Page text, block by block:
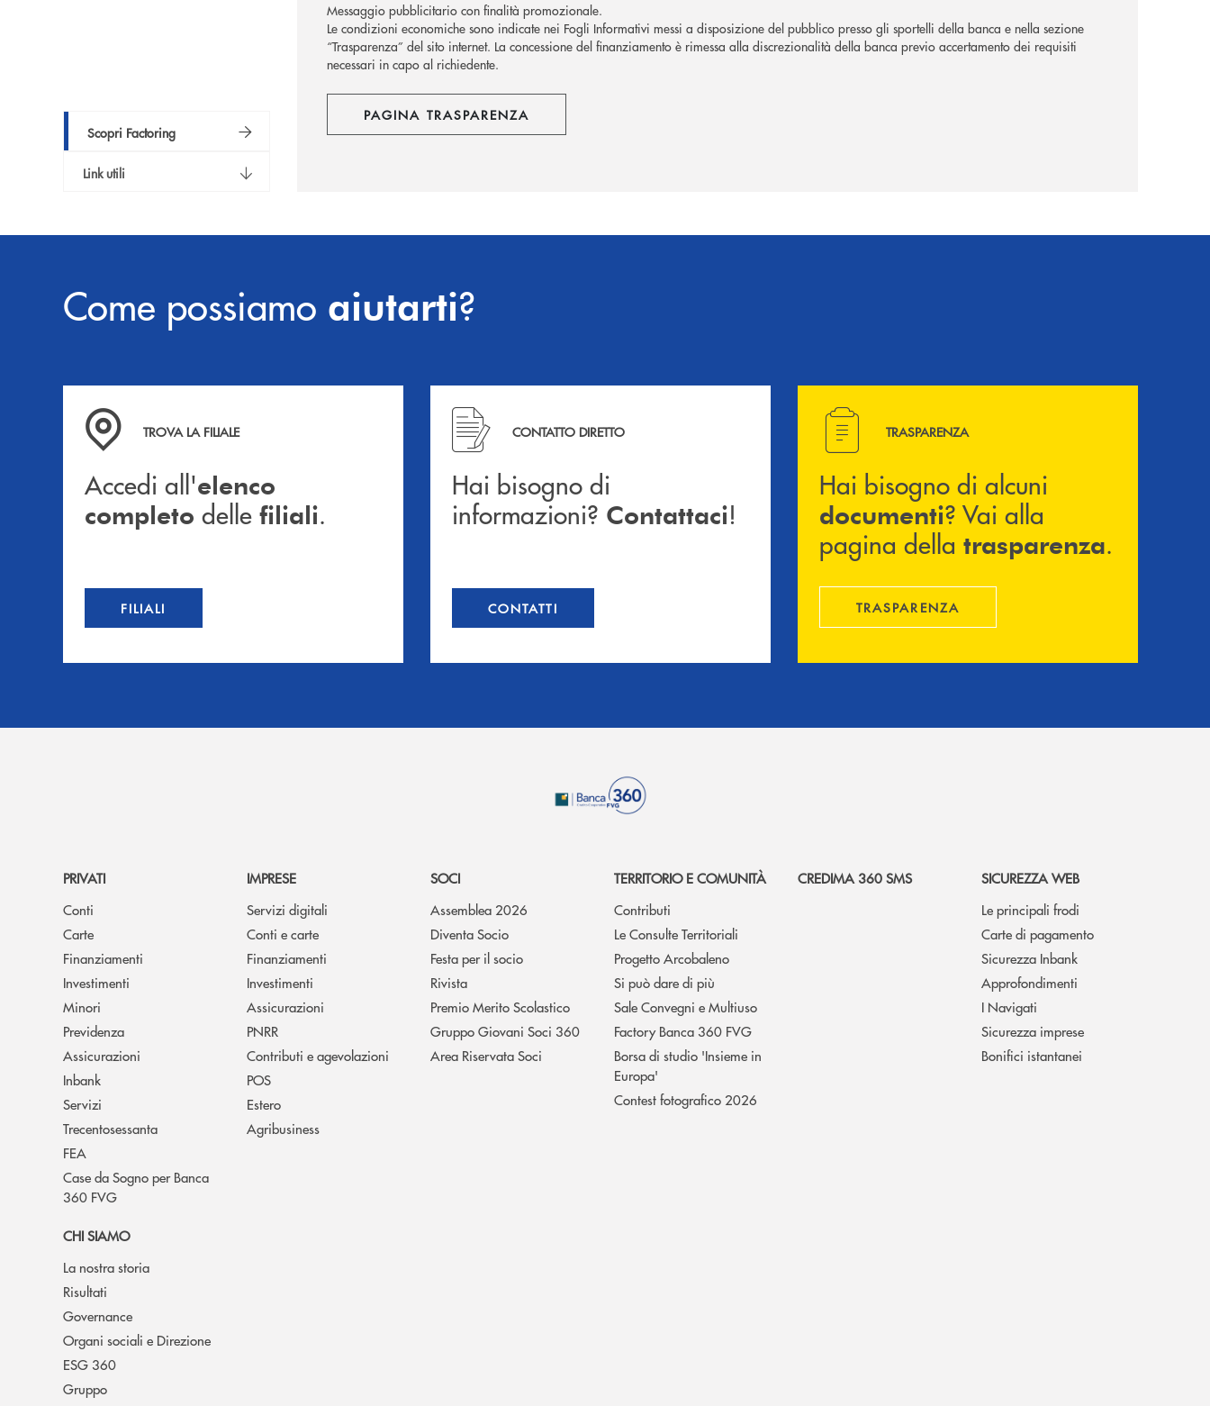
Scopri Factoring
Link utili
Messaggio pubblicitario con finalità promozionale.
Le condizioni economiche sono indicate nei Fogli Informativi messi a disposizione del pubblico presso gli sportelli della banca e nella sezione
“Trasparenza” del sito internet. La concessione del finanziamento è rimessa alla discrezionalità della banca previo accertamento dei requisiti
necessari in capo al richiedente.
PAGINA TRASPARENZA
Come possiamo aiutarti?
Accedi all' elenco completo delle filiali .
TROVA LA FILIALE
Accedi all'elenco
completo delle filiali.
FILIALI
Hai bisogno di informazioni? Contattaci !
CONTATTO DIRETTO
Hai bisogno di
informazioni? Contattaci!
CONTATTI
Hai bisogno di alcuni documenti ? Vai alla pagina della
TRASPARENZA
Hai bisogno di alcuni
documenti? Vai alla
pagina della trasparenza.
TRASPARENZA
PRIVATI
Conti
Carte
Finanziamenti
Investimenti
Minori
Previdenza
Assicurazioni
Inbank
Servizi
Trecentosessanta
FEA
Case da Sogno per Banca
360 FVG
IMPRESE
Servizi digitali
Conti e carte
Finanziamenti
Investimenti
Assicurazioni
PNRR
Contributi e agevolazioni
POS
Estero
Agribusiness
SOCI
Assemblea 2026
Diventa Socio
Festa per il socio
Rivista
Premio Merito Scolastico
Gruppo Giovani Soci 360
Area Riservata Soci
TERRITORIO E COMUNITÀ
Contributi
Le Consulte Territoriali
Progetto Arcobaleno
Si può dare di più
Sale Convegni e Multiuso
Factory Banca 360 FVG
Borsa di studio 'Insieme in
Europa'
Contest fotografico 2026
CREDIMA 360 SMS
SICUREZZA WEB
Le principali frodi
Carte di pagamento
Sicurezza Inbank
Approfondimenti
I Navigati
Sicurezza imprese
Bonifici istantanei
CHI SIAMO
La nostra storia
Risultati
Governance
Organi sociali e Direzione
ESG 360
Gruppo